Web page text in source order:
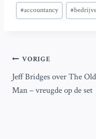
Bericht
tags:
#accountancy #
Bericht
navigatie
VORIGE
Jeff Bridges over The Old
Man – vreugde op de set